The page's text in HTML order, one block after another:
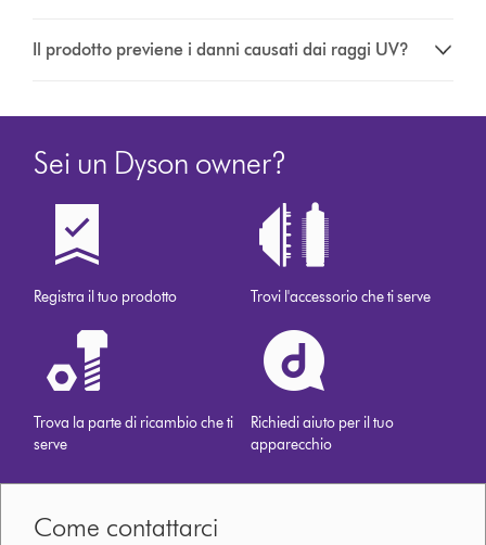
Il prodotto previene i danni causati dai raggi UV?
Sei un Dyson owner?
Registra il tuo prodotto Trovi l'accessorio che ti serve
Trova la parte di ricambio che ti
serve
Richiedi aiuto per il tuo
apparecchio
Come contattarci